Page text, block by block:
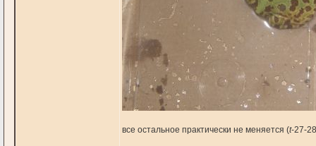
все остальное практически не меняется (t-27-